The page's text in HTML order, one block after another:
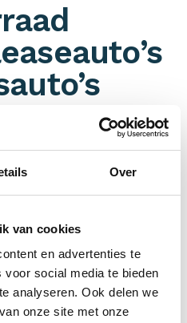
Over
van cookies
en advertenties te
social media te bieden
analyseren. Ook delen we
onze site met onze
bij talloze
partners
voorraad aan jonge
op
occasion
leasen is slim. De